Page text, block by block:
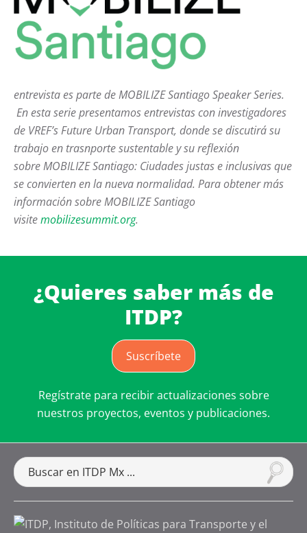
entrevista es parte de MOBILIZE Santiago Speaker Series.
En esta serie presentamos entrevistas con investigadores
de VREF’s Future Urban Transport, donde se discutirá su
trabajo en trasnporte sustentable y su reflexión
sobreMOBILIZE Santiago: Ciudades justas e inclusivas que
se convierten en la nueva normalidad. Para obtener más
información sobre MOBILIZE Santiago
visitemobilizesummit.org.
¿Quieres saber más de
ITDP?
Suscríbete
Regístrate para recibir actualizaciones sobre
nuestros proyectos, eventos y publicaciones.